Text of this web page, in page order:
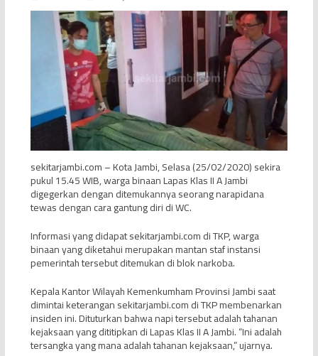
sekitarjambi.com – Kota Jambi, Selasa (25/02/2020) sekira
pukul 15.45 WIB, warga binaan Lapas Klas II A Jambi
digegerkan dengan ditemukannya seorang narapidana
tewas dengan cara gantung diri di WC.
Informasi yang didapat sekitarjambi.com di TKP, warga
binaan yang diketahui merupakan mantan staf instansi
pemerintah tersebut ditemukan di blok narkoba.
Kepala Kantor Wilayah Kemenkumham Provinsi Jambi saat
dimintai keterangan sekitarjambi.com di TKP membenarkan
insiden ini. Dituturkan bahwa napi tersebut adalah tahanan
kejaksaan yang dititipkan di Lapas Klas II A Jambi. “Ini adalah
tersangka yang mana adalah tahanan kejaksaan,” ujarnya.